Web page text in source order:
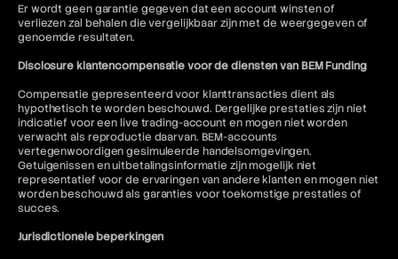
Er wordt geen garantie gegeven dat een account winsten of
verliezen zal behalen die vergelijkbaar zijn met de weergegeven of
genoemde resultaten.
Disclosure klantencompensatie voor de diensten van BEM Funding
Compensatie gepresenteerd voor klanttransacties dient als
hypothetisch te worden beschouwd. Dergelijke prestaties zijn niet
indicatief voor een live trading-account en mogen niet worden
verwacht als reproductie daarvan. BEM-accounts
vertegenwoordigen gesimuleerde handelsomgevingen.
Getuigenissen en uitbetalingsinformatie zijn mogelijk niet
representatief voor de ervaringen van andere klanten en mogen niet
worden beschouwd als garanties voor toekomstige prestaties of
succes.
Jurisdictionele beperkingen